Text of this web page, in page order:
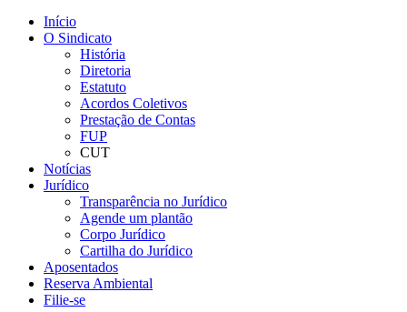
Início
O Sindicato
História
Diretoria
Estatuto
Acordos Coletivos
Prestação de Contas
FUP
CUT
Notícias
Jurídico
Transparência no Jurídico
Agende um plantão
Corpo Jurídico
Cartilha do Jurídico
Aposentados
Reserva Ambiental
Filie-se